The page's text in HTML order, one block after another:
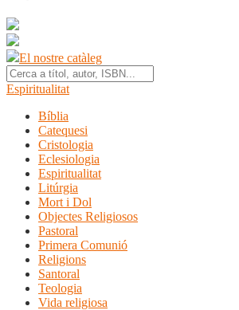
El nostre catàleg
Espiritualitat
Bíblia
Catequesi
Cristologia
Eclesiologia
Espiritualitat
Litúrgia
Mort i Dol
Objectes Religiosos
Pastoral
Primera Comunió
Religions
Santoral
Teologia
Vida religiosa